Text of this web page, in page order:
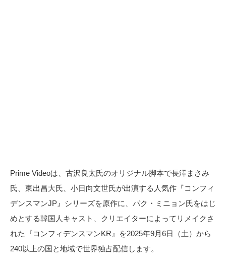
Prime Videoは、古沢良太氏のオリジナル脚本で長澤まさみ
氏、東出昌大氏、小日向文世氏が出演する人気作『コンフィ
デンスマンJP』シリーズを原作に、パク・ミニョン氏をはじ
めとする韓国人キャスト、クリエイターによってリメイクさ
れた『コンフィデンスマンKR』を2025年9月6日（土）から
240以上の国と地域で世界独占配信します。